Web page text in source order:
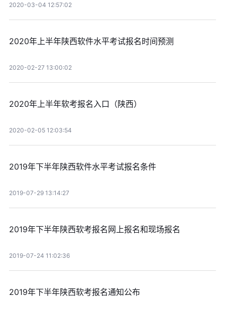
2020-03-04 12:57:02
2020年上半年陕西软件水平考试报名时间预测
2020-02-27 13:00:02
2020年上半年软考报名入口（陕西）
2020-02-05 12:03:54
2019年下半年陕西软件水平考试报名条件
2019-07-29 13:14:27
2019年下半年陕西软考报名网上报名和现场报名
2019-07-24 11:02:36
2019年下半年陕西软考报名通知公布